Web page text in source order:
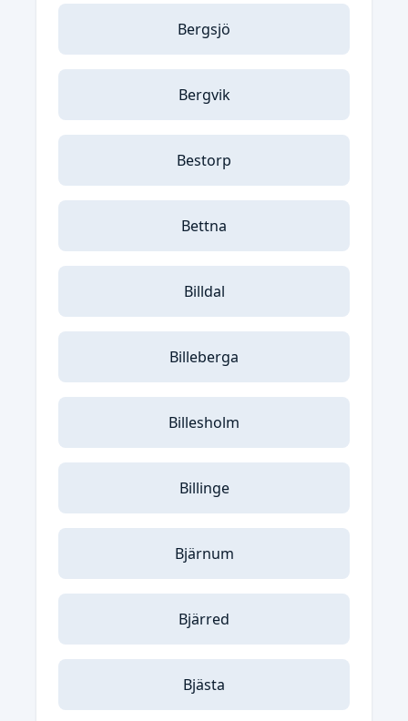
Bergsjö
Bergvik
Bestorp
Bettna
Billdal
Billeberga
Billesholm
Billinge
Bjärnum
Bjärred
Bjästa